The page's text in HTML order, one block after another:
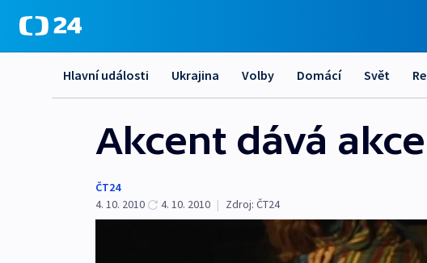
Hlavní události Ukrajina Volby Domácí Svět
Akcent dává
ČT24
4. 10. 2010
4. 10. 2010 | Zdroj: ČT24